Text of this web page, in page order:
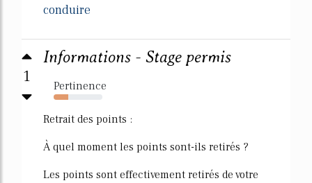
conduire
1
Informations - Stage permis
Pertinence
30%
Retrait des points :
À quel moment les points sont-ils retirés ?
Les points sont effectivement retirés de votre